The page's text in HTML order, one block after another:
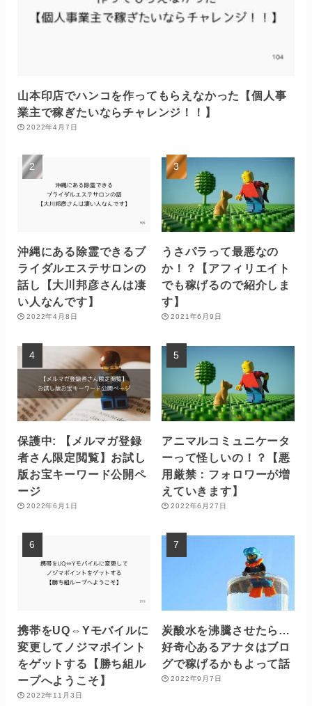
山本印店でハンコを作ってもらえなかった【個人事
業主で稼ぎたいならチャレンジ！！】
2022年4月7日
沖縄にある除霊できるブ
ライダルエステサロンの
話し【大川邦彦さんは凄
い人なんです】
2022年4月8日
うさパラって最悪なの
か！？【アフィリエイト
でも稼げるので紹介しま
す】
2021年6月9日
保護中: 【メルマガ登録
者さん限定閲覧】お試し
版お宝キーワード公開ペ
ージ
2022年6月1日
アニマルコミュニケータ
ーって怪しいの！？【悪
用厳禁：フォロワーが増
えていきます】
2022年6月27日
携帯をUQ⇔Yモバイルに
変更してノジマポイント
をゲットする【勝ち組ル
ープへようこそ】
2022年11月3日
炭酸水を沸騰させたら…
好奇心あるアナタはブロ
グで稼げるかもよって話
2022年9月7日